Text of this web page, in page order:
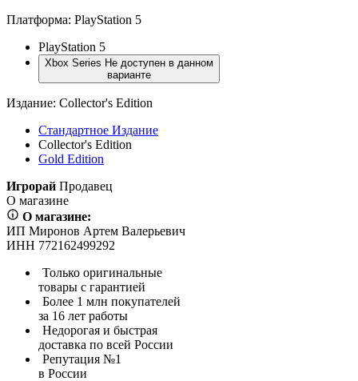
Платформа: PlayStation 5
PlayStation 5
Xbox Series Не доступен в данном
варианте
Издание: Collector's Edition
Стандартное Издание
Collector's Edition
Gold Edition
Игрорай Продавец
О магазине
О магазине:
ИП Миронов Артем Валерьевич
ИНН 772162499292
Только оригинальные
товары с гарантией
Более 1 млн покупателей
за 16 лет работы
Недорогая и быстрая
доставка по всей России
Репутация №1
в России